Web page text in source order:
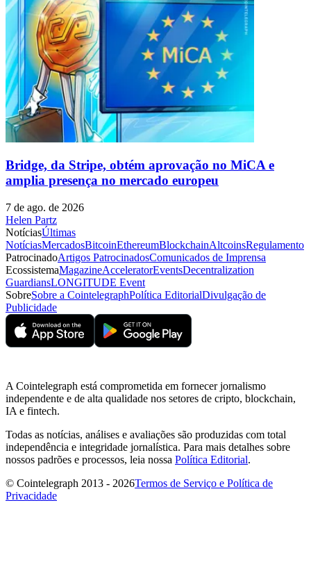
Bridge, da Stripe, obtém aprovação no MiCA e
amplia presença no mercado europeu
7 de ago. de 2026
Helen Partz
NotíciasÚltimas
NotíciasMercadosBitcoinEthereumBlockchainAltcoinsRegulamento
PatrocinadoArtigos PatrocinadosComunicados de Imprensa
EcossistemaMagazineAcceleratorEventsDecentralization
GuardiansLONGITUDE Event
SobreSobre a CointelegraphPolítica EditorialDivulgação de
Publicidade
A Cointelegraph está comprometida em fornecer jornalismo
independente e de alta qualidade nos setores de cripto, blockchain,
IA e fintech.
Todas as notícias, análises e avaliações são produzidas com total
independência e integridade jornalística. Para mais detalhes sobre
nossos padrões e processos, leia nossa Política Editorial.
© Cointelegraph 2013 - 2026Termos de Serviço e Política de
Privacidade